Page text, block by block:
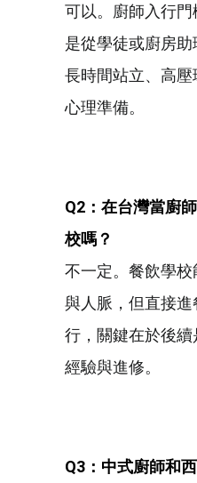
可以。廚師入行
是從學徒或廚房
長時間站立、高
心理準備。
Q2：在台灣當廚
校嗎？
不一定。餐飲學
與人脈，但直接進
行，關鍵在於後
經驗與進修。
Q3：中式廚師和